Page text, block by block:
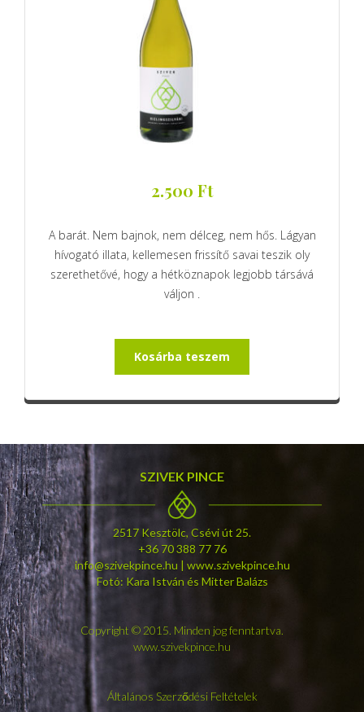
2.500 Ft
A barát. Nem bajnok, nem délceg, nem hős. Lágyan
hívogató illata, kellemesen frissítő savai teszik oly
szerethetővé, hogy a hétköznapok legjobb társává
váljon .
Kosárba teszem
SZIVEK PINCE
2517 Kesztölc, Csévi út 25.
+36 70 388 77 76
info@szivekpince.hu | www.szivekpince.hu
Fotó: Kara István és Mitter Balázs
Copyright © 2015. Minden jog fenntartva.
www.szivekpince.hu
Általános Szerződési Feltételek